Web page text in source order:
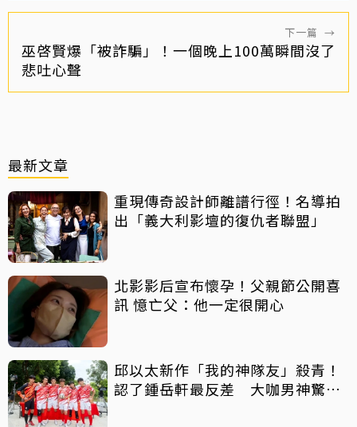
下一篇 →
巫啓賢爆「被詐騙」！一個晚上100萬瞬間沒了
悲吐心聲
最新文章
重現傳奇設計師離譜行徑！名導拍
出「義大利影壇的復仇者聯盟」
北影影后宣布懷孕！父親節公開喜
訊 憶亡父：他一定很開心
邱以太新作「我的神隊友」殺青！
認了鍾岳軒最反差 大咖男神驚喜